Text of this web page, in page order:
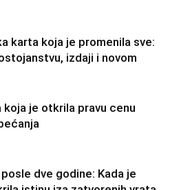
karta koja je promenila sve:
izdaji i novom
koja je otkrila pravu cenu
dve godine: Kada je